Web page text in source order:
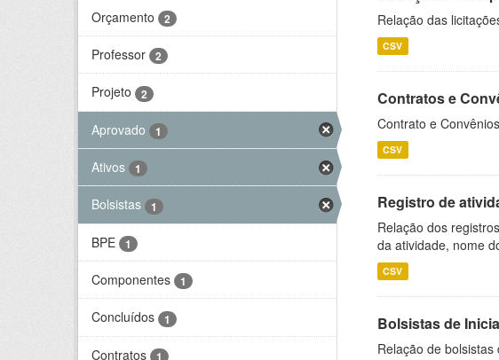
Orçamento 2
Professor 2
Projeto 2
Aprovado 1
Ativos 1
Bolsistas 1
BPE 1
Componentes 1
Concluídos 1
Contratos 1
Relação das
CSV
Contratos e
Contrato e Convênios
CSV
Registro de
Relação dos
da atividade, nome
CSV
Bolsistas de
Relação de